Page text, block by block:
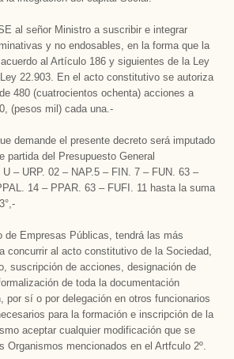
al señor Ministro a suscribir e integrar
y no endosables, en la forma que la
al Artículo 186 y siguientes de la Ley
22.903. En el acto constitutivo se autoriza
480 (cuatrocientos ochenta) acciones a
(pesos mil) cada una.-
demande el presente decreto será imputado
partida del Presupuesto General
– URP. 02 – NAP.5 – FIN. 7 – FUN. 63 –
14 – PPAR. 63 – FUFI. 11 hasta la suma
de Empresas Públicas, tendrá las más
concurrir al acto constitutivo de la Sociedad,
suscripción de acciones, designación de
de toda la documentación
por sí o por delegación en otros funcionarios
para la formación e inscripción de la
aceptar cualquier modificación que se
Organismos mencionados en el Artfculo 2º.